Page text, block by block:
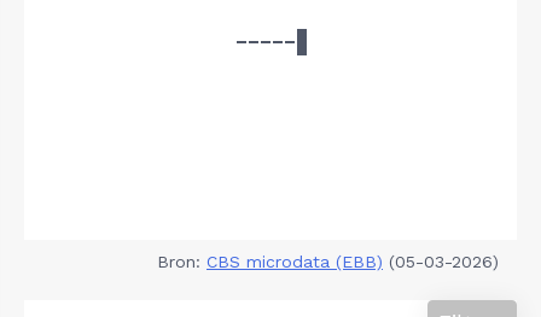
Bron: CBS microdata (EBB) (05-03-2026)